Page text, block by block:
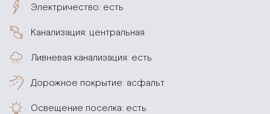
Электричество: есть
Канализация: центральная
Ливневая канализация: есть
Дорожное покрытие: асфальт
Освещение поселка: есть